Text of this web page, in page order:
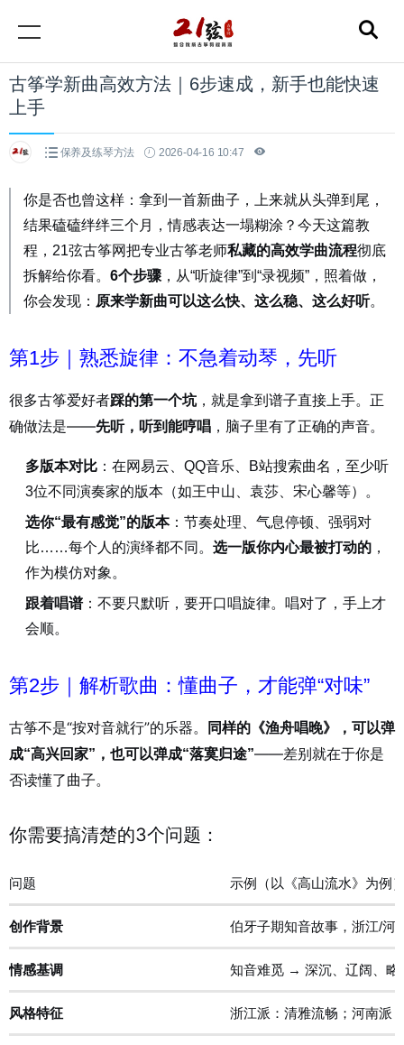
古筝学新曲高效方法｜6步速成，新手也能快速
上手
保养及练琴方法 2026-04-16 10:47
你是否也曾这样：拿到一首新曲子，上来就从头弹到尾，
结果磕磕绊绊三个月，情感表达一塌糊涂？今天这篇教
程，21弦古筝网把专业古筝老师私藏的高效学曲流程彻底
拆解给你看。 6个步骤 ，从“听旋律”到“录视频”，照着做，
你会发现： 原来学新曲可以这么快、这么稳、这么好听。
第1步｜熟悉旋律：不急着动琴，先听
很多古筝爱好者踩的第一个坑，就是拿到谱子直接上手。正
确做法是——先听，听到能哼唱 ，脑子里有了正确的声音。
多版本对比 ：在网易云、QQ音乐、B站搜索曲名，至少听
3位不同演奏家的版本（如王中山、袁莎、宋心馨等）。
选你“最有感觉”的版本：节奏处理、气息停顿、强弱对
比……每个人的演绎都不同。 选一版你内心最被打动的 ，
作为模仿对象。
跟着唱谱：不要只默听，要开口唱旋律。唱对了，手上才
会顺。
第2步｜解析歌曲：懂曲子，才能弹“对味”
古筝不是“按对音就行”的乐器。
同样的《渔舟唱晚》，可以弹
成“高兴回家”，也可以弹成“落寞归途”——差别就在于你是
否读懂了曲子。
你需要搞清楚的3个问题：
问题 示例（以《高山流水》为例
创作背景 伯牙子期知音故事，浙江/河
情感基调 知音难觅 → 深沉、辽阔、略
风格特征 浙江派：清雅流畅；河南派